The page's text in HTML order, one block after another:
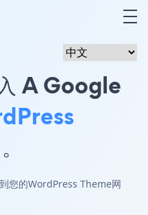
A Google
您的WordPress Theme网